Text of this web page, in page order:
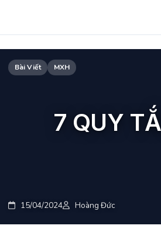
Bài Viết MXH
7 QUY
15/04/2024 Hoàng Đức